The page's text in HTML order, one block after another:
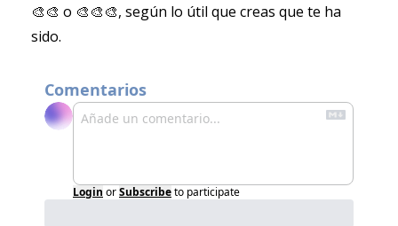
🎨🎨 o 🎨🎨🎨, según lo útil que creas que te ha
sido.
Comentarios
Login orSubscribeto participate